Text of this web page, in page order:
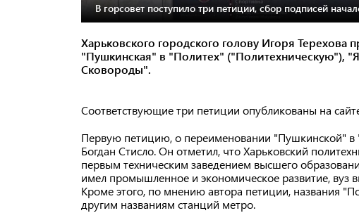
В горсовет поступило три петиции, сбор подписей
Харьковского городского голову Игоря
"Пушкинская" в "Политех" ("Политехническую"),
Сковороды".
Соответствующие три петиции опубликованы на
Первую петицию, о переименовании "Пушкинской" в
Богдан Стисло. Он отметил, что Харьковский
первым техническим заведением высшего
имел промышленное и экономическое развитие,
Кроме этого, по мнению автора петиции, названия
другим названиям станций метро.